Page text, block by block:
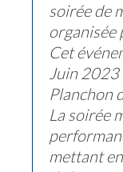
soirée de
organisée
Cet
Juin 2023
Planchon
La soirée
mettant